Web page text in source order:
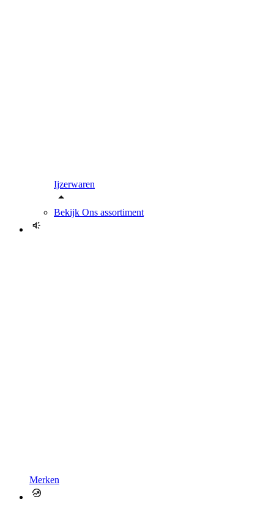
Ijzerwaren
Bekijk Ons assortiment
Merken